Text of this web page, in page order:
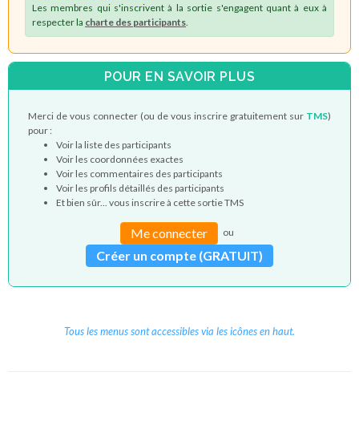
Les membres qui s'inscrivent à la sortie s'engagent quant à eux à
respecter la charte des participants
POUR EN SAVOIR PLUS
Merci de vous connecter (ou de vous inscrire gratuitement sur TMS)
pour :
Voir la liste des participants
Voir les coordonnées exactes
Voir les commentaires des participants
Voir les profils détaillés des participants
Et bien sûr... vous inscrire à cette sortie TMS
Me connecter ou
Créer un compte (GRATUIT)
Tous les menus sont accessibles via les icônes en haut.